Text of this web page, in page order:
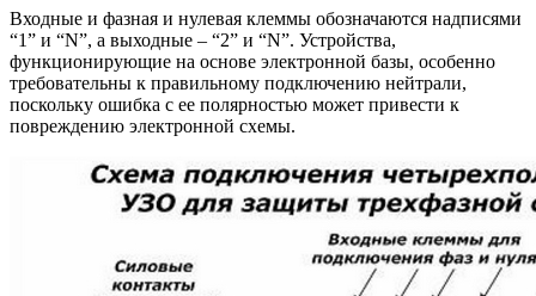
Входные и фазная и нулевая клеммы обозначаются надписями
“1” и “N”, а выходные – “2” и “N”. Устройства,
функционирующие на основе электронной базы, особенно
требовательны к правильному подключению нейтрали,
поскольку ошибка с ее полярностью может привести к
повреждению электронной схемы.